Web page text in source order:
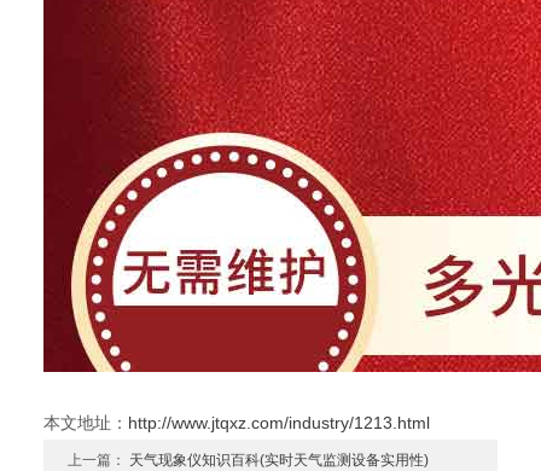
本文地址： http://www.jtqxz.com/industry/1213.html
上一篇： 天气现象仪知识百科(实时天气监测设备实用性)